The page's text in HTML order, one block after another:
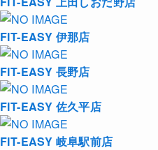
FIT-EASY 伊那店
FIT-EASY 長野店
FIT-EASY 佐久平店
FIT-EASY 岐阜駅前店